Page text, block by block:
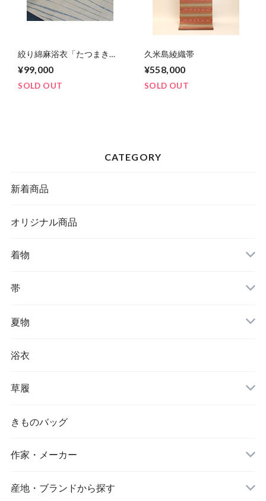
絞り綿麻浴衣「たつまき
¥99,000
SOLD OUT
久米島綾織帯
¥558,000
SOLD OUT
CATEGORY
新着商品
オリジナル商品
着物
帯
夏物
浴衣
草履
きものバッグ
作家・メーカー
産地・ブランドから探す